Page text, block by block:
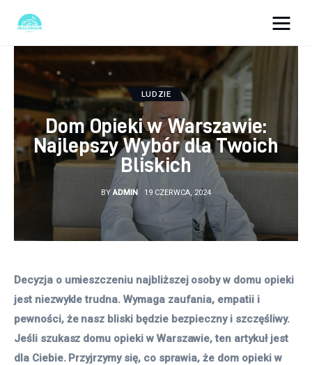
Turystyka
Lifestyle
Dom i ogród
LUDZIE
Dom Opieki w Warszawie:
Najlepszy Wybór dla Twoich
Bliskich
BY ADMIN 19 CZERWCA, 2024
Decyzja o umieszczeniu najbliższej osoby w domu opieki
jest niezwykle trudna. Wymaga zaufania, empatii i
pewności, że nasz bliski będzie bezpieczny i szczęśliwy.
Jeśli szukasz domu opieki w Warszawie, ten artykuł jest
dla Ciebie. Przyjrzymy się, co sprawia, że dom opieki w